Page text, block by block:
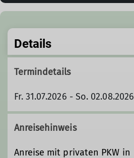
Details
Termindetails
Fr. 31.07.2026 - So. 02.08.2026
Anreisehinweis
Anreise mit privaten PKW in